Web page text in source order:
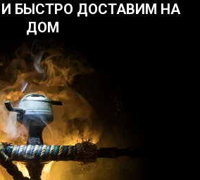
БЫСТРО ДОСТАВИМ НА
ДОМ